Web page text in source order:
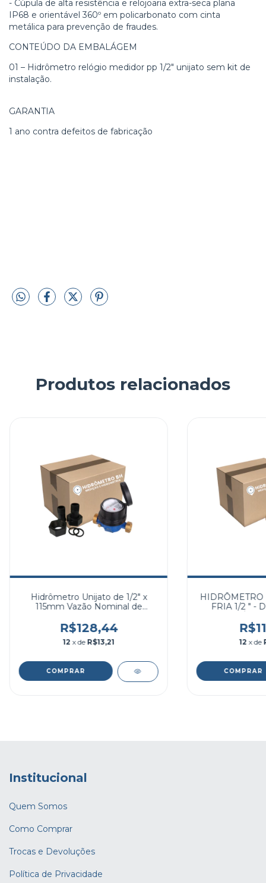
- Cúpula de alta resistência e relojoaria extra-seca plana
IP68 e orientável 360º em policarbonato com cinta
metálica para prevenção de fraudes.
CONTEÚDO DA EMBALÁGEM
01 – Hidrômetro relógio medidor pp 1/2" unijato sem kit de
instalação.
GARANTIA
1 ano contra defeitos de fabricação
Produtos relacionados
Hidrômetro Unijato de 1/2" x
115mm Vazão Nominal de
3,0m³/h com Conexões PP
Curto
R$128,44
12 x de R$13,21
HIDRÔMETRO
FRIA 1/2 " -
12 x de
Institucional
Quem Somos
Como Comprar
Trocas e Devoluções
Política de Privacidade